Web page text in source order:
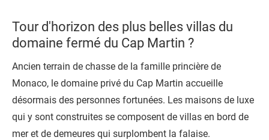
Tour d'horizon des plus belles villas du
domaine fermé du Cap Martin ?
Ancien terrain de chasse de la famille princière de
Monaco, le domaine privé du Cap Martin accueille
désormais des personnes fortunées. Les maisons de luxe
qui y sont construites se composent de villas en bord de
mer et de demeures qui surplombent la falaise.